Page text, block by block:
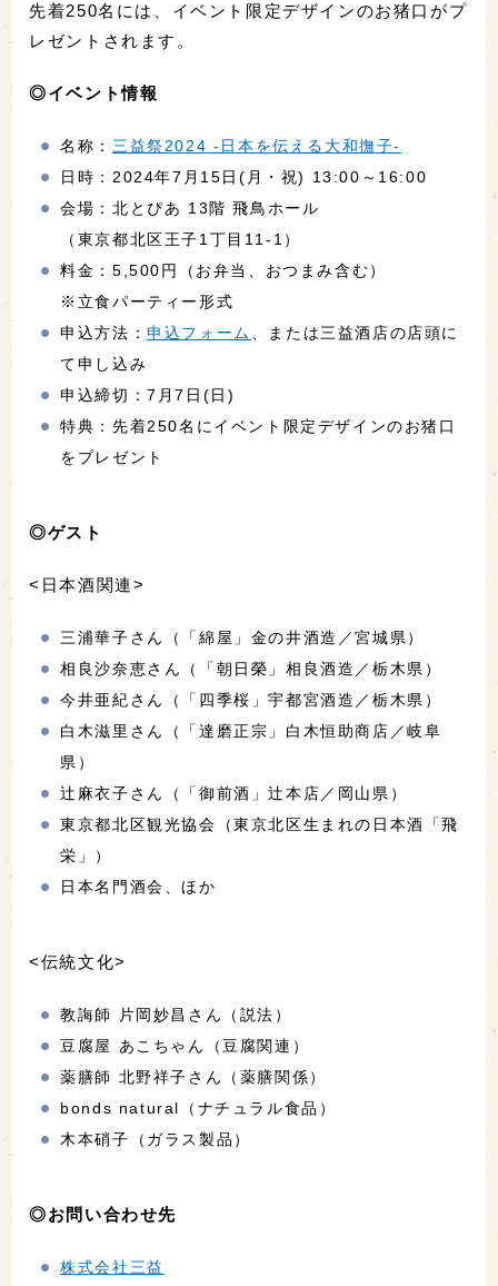
先着250名には、イベント限定デザインのお猪口がプ
レゼントされます。
◎イベント情報
名称：三益祭2024 -日本を伝える大和撫子-
日時：2024年7月15日(月・祝) 13:00～16:00
会場：北とぴあ 13階 飛鳥ホール
（東京都北区王子1丁目11-1）
料金：5,500円（お弁当、おつまみ含む）
※立食パーティー形式
申込方法：申込フォーム 、または三益酒店の店頭に
て申し込み
申込締切：7月7日(日)
特典：先着250名にイベント限定デザインのお猪口
をプレゼント
◎ゲスト
<日本酒関連>
三浦華子さん（「綿屋」金の井酒造／宮城県）
相良沙奈恵さん（「朝日榮」相良酒造／栃木県）
今井亜紀さん（「四季桜」宇都宮酒造／栃木県）
白木滋里さん（「達磨正宗」白木恒助商店／岐阜
県）
辻麻衣子さん（「御前酒」辻本店／岡山県）
東京都北区観光協会（東京北区生まれの日本酒「飛
栄」）
日本名門酒会、ほか
<伝統文化>
教誨師 片岡妙昌さん（説法）
豆腐屋 あこちゃん（豆腐関連）
薬膳師 北野祥子さん（薬膳関係）
bonds natural（ナチュラル食品）
木本硝子（ガラス製品）
◎お問い合わせ先
株式会社三益